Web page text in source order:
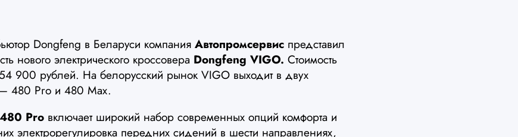
Dongfeng в Беларуси компания Автопромсервис представил
нового электрического кроссовера Dongfeng VIGO. Стоимость
900 рублей. На белорусский рынок VIGO выходит в двух
480 Pro и 480 Max.
480 Pro включает широкий набор современных опций комфорта и
электрорегулировка передних сидений в шести направлениях,